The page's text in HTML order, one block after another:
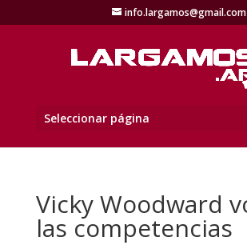
info.largamos@gmail.com
Seleccionar página
Vicky Woodward
las competencias